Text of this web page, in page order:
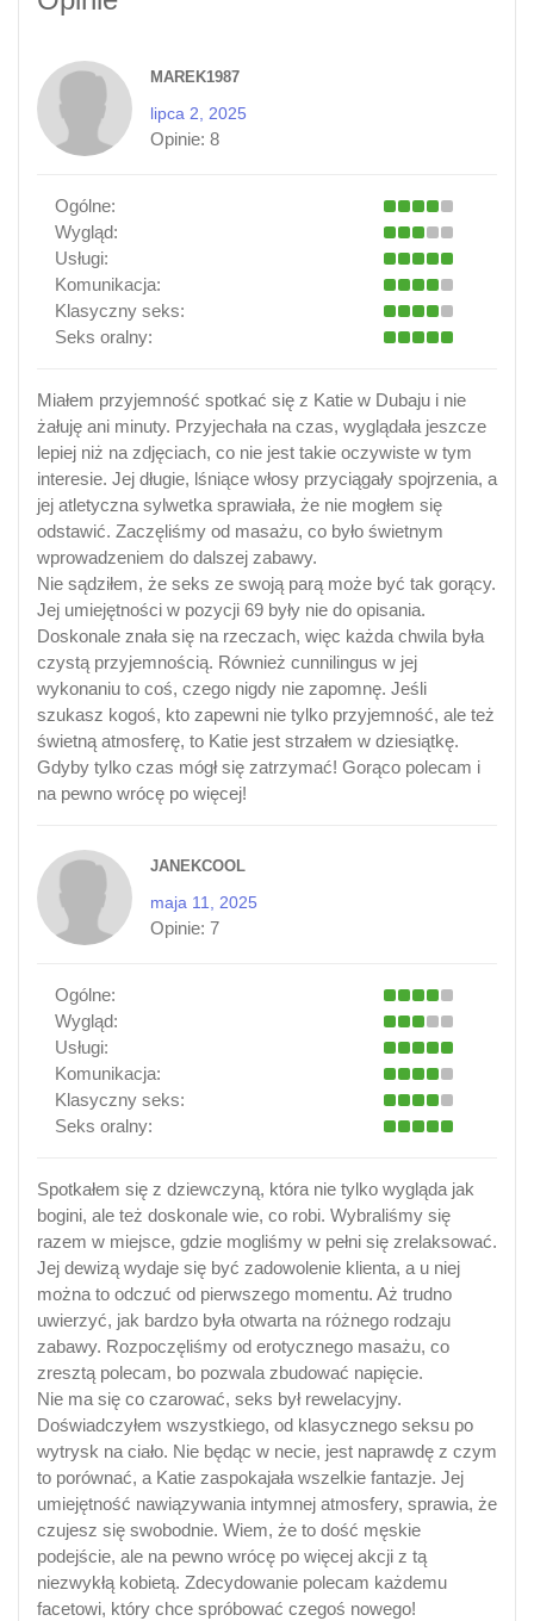
MAREK1987
lipca 2, 2025
Opinie: 8
Ogólne:
Wygląd:
Usługi:
Komunikacja:
Klasyczny seks:
Seks oralny:
Miałem przyjemność spotkać się z Katie w Dubaju i nie
żałuję ani minuty. Przyjechała na czas, wyglądała jeszcze
lepiej niż na zdjęciach, co nie jest takie oczywiste w tym
interesie. Jej długie, lśniące włosy przyciągały spojrzenia, a
jej atletyczna sylwetka sprawiała, że nie mogłem się
odstawić. Zaczęliśmy od masażu, co było świetnym
wprowadzeniem do dalszej zabawy.
Nie sądziłem, że seks ze swoją parą może być tak gorący.
Jej umiejętności w pozycji 69 były nie do opisania.
Doskonale znała się na rzeczach, więc każda chwila była
czystą przyjemnością. Również cunnilingus w jej
wykonaniu to coś, czego nigdy nie zapomnę. Jeśli
szukasz kogoś, kto zapewni nie tylko przyjemność, ale też
świetną atmosferę, to Katie jest strzałem w dziesiątkę.
Gdyby tylko czas mógł się zatrzymać! Gorąco polecam i
na pewno wrócę po więcej!
JANEKCOOL
maja 11, 2025
Opinie: 7
Ogólne:
Wygląd:
Usługi:
Komunikacja:
Klasyczny seks:
Seks oralny:
Spotkałem się z dziewczyną, która nie tylko wygląda jak
bogini, ale też doskonale wie, co robi. Wybraliśmy się
razem w miejsce, gdzie mogliśmy w pełni się zrelaksować.
Jej dewizą wydaje się być zadowolenie klienta, a u niej
można to odczuć od pierwszego momentu. Aż trudno
uwierzyć, jak bardzo była otwarta na różnego rodzaju
zabawy. Rozpoczęliśmy od erotycznego masażu, co
zresztą polecam, bo pozwala zbudować napięcie.
Nie ma się co czarować, seks był rewelacyjny.
Doświadczyłem wszystkiego, od klasycznego seksu po
wytrysk na ciało. Nie będąc w necie, jest naprawdę z czym
to porównać, a Katie zaspokajała wszelkie fantazje. Jej
umiejętność nawiązywania intymnej atmosfery, sprawia, że
czujesz się swobodnie. Wiem, że to dość męskie
podejście, ale na pewno wrócę po więcej akcji z tą
niezwykłą kobietą. Zdecydowanie polecam każdemu
facetowi, który chce spróbować czegoś nowego!